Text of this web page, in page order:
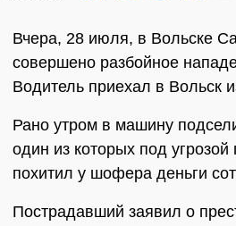
Вчера, 28 июля, в Вольске
совершено разбойное
Водитель приехал в Вольск
Рано утром в машину
один из которых под
похитил у шофера деньги
Пострадавший заявил о